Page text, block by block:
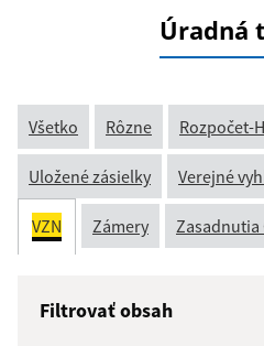
Úradná
Všetko Rôzne Rozpočet-
Uložené zásielky Verejné
VZN Zámery Zasadnutia
Filtrovať obsah